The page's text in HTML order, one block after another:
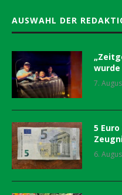
AUSWAHL DER
7.
5
6.